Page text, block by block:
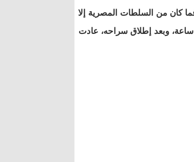
كان من السلطات المصرية إلا
أن أوقفت محمود حسين الذي حضر إلى مصر في زيارته السنوية لمدة 14 ساعة، وبعد إطلاق سراحه، عادت